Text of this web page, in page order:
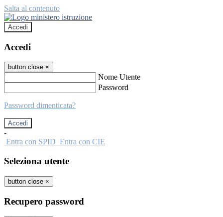
Salta al contenuto
Accedi
Accedi
button close ×
Nome Utente
Password
Password dimenticata?
-
Entra con SPID Entra con CIE
Seleziona utente
button close ×
Recupero password